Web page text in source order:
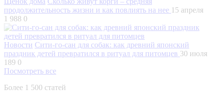
продолжительность жизни и как повлиять на нее 15 апреля
1 988 0
Новости Сити-го-сан для собак: как древний японский
праздник детей превратился в ритуал для питомцев 30 июля
189 0
Посмотреть все
Более 1 500 статей